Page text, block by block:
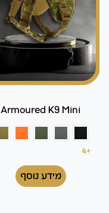
Armoured K9 Mini
+4
מידע נוסף